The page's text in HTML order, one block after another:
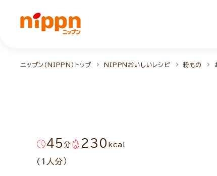
ニップン（NIPPN）トップ NIPPNおいしいレシピ 粉もの
45 分 230 kcal
(1人分）